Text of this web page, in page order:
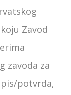
Zavod
zavoda za
potvrda,